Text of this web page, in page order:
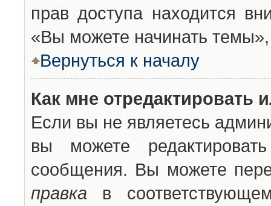
прав доступа находится
«Вы можете начинать
Вернуться к началу
Как мне отредактировать
Если вы не являетесь
вы можете
сообщения. Вы можете
правка в